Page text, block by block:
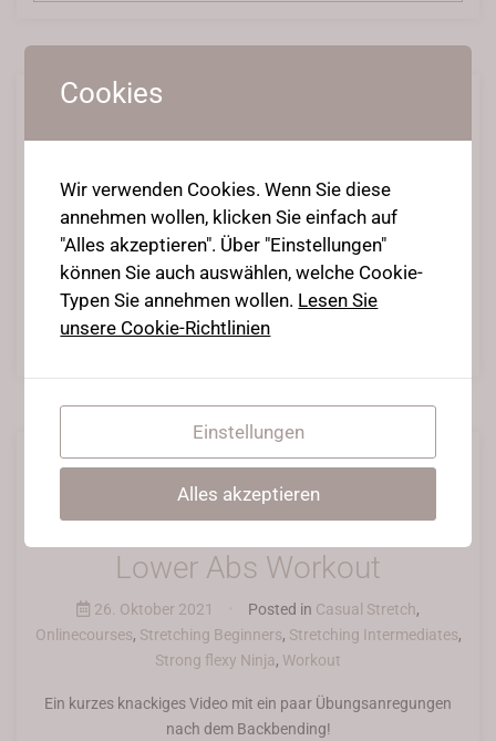
Stretching Beginners ,Stretching Intermediates,Strong flexy
Ninja,Workout
Die Abs-Challenge ohne den Live-Support, aber zumindest zum
nachmachen!
Weiterlesen
Lower Abs Workout
26. Oktober 2021 Posted in Casual Stretch,
Onlinecourses, Stretching Beginners, Stretching Intermediates,
Strong flexy Ninja, Workout
Ein kurzes knackiges Video mit ein paar Übungsanregungen
nach dem Backbending!
Cookies
Wir verwenden Cookies. Wenn Sie diese
annehmen wollen, klicken Sie einfach auf
"Alles akzeptieren". Über "Einstellungen"
können Sie auch auswählen, welche Cookie-
Typen Sie annehmen wollen. Lesen Sie
unsere Cookie-Richtlinien
Einstellungen
Alles akzeptieren